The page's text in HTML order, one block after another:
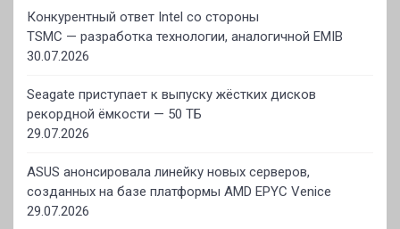
Конкурентный ответ Intel со стороны
TSMC — разработка технологии, аналогичной EMIB
30.07.2026
Seagate приступает к выпуску жёстких дисков
рекордной ёмкости — 50 ТБ
29.07.2026
ASUS анонсировала линейку новых серверов,
созданных на базе платформы AMD EPYC Venice
29.07.2026